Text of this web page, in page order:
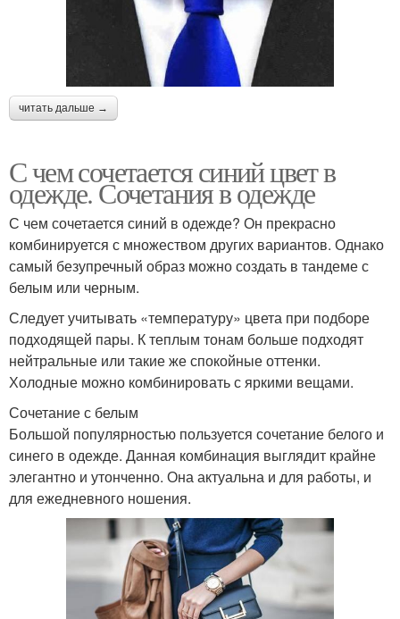
читать дальше →
С чем сочетается синий цвет в
одежде. Сочетания в одежде
С чем сочетается синий в одежде? Он прекрасно
комбинируется с множеством других вариантов. Однако
самый безупречный образ можно создать в тандеме с
белым или черным.
Следует учитывать «температуру» цвета при подборе
подходящей пары. К теплым тонам больше подходят
нейтральные или такие же спокойные оттенки.
Холодные можно комбинировать с яркими вещами.
Сочетание с белым
Большой популярностью пользуется сочетание белого и
синего в одежде. Данная комбинация выглядит крайне
элегантно и утонченно. Она актуальна и для работы, и
для ежедневного ношения.